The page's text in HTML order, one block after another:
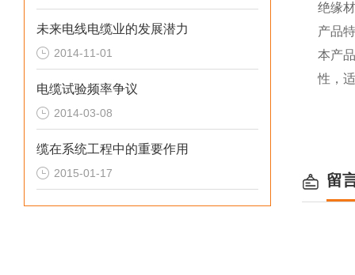
未来电线电缆业的发展潜力
2014-11-01
电缆试验频率争议
2014-03-08
缆在系统工程中的重要作用
2015-01-17
绝缘
产品
本产
性，
留